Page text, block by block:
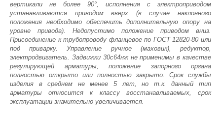
вертикали не более 90°, исполнения с электроприводом
устанавливаются приводом вверх (в случае наклонного
положения необходимо обеспечить дополнительную опору на
уровне привода). Недопустимо положение приводом вниз.
Присоединение к трубопроводу фланцевое по ГОСТ 12820-80 или
под приварку. Управление ручное (маховик), редуктор,
электродвигатель. Задвижки 30с64нж не применимы в качестве
регулирующей арматуры, положение запорного органа
полностью открыто или полностью закрыто. Срок службы
изделия в среднем не менее 5 лет, но т.к. данный тип
арматуры относится к классу восстанавливаемых, срок
эксплуатации значительно увеличивается.